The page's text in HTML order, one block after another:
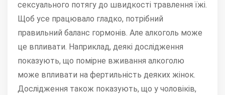
сексуального потягу до швидкості травлення їжі.
Щоб усе працювало гладко, потрібний
правильний баланс гормонів. Але алкоголь може
це впливати. Наприклад, деякі дослідження
показують, що помірне вживання алкоголю
може впливати на фертильність деяких жінок.
Дослідження також показують, що у чоловіків,